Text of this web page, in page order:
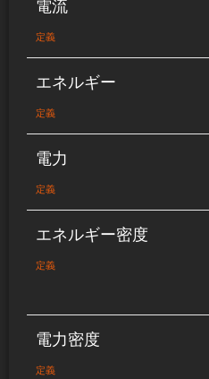
電流
定義
エネルギー
定義
電力
定義
エネルギー密度
定義
電力密度
定義